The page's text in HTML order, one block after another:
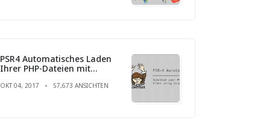
PSR4 Automatisches Laden
Ihrer PHP-Dateien mit
OKT 04, 2017 57,673 ANSICHTEN